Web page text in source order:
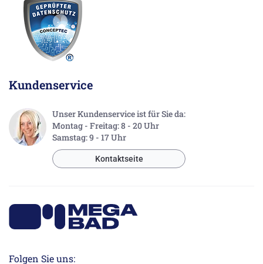
Kundenservice
Unser Kundenservice ist für Sie da:
Montag - Freitag: 8 - 20 Uhr
Samstag: 9 - 17 Uhr
Kontaktseite
Folgen Sie uns: